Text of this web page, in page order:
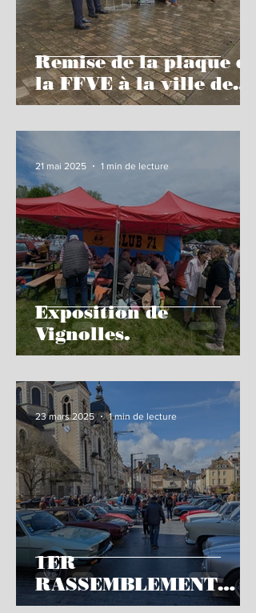
Remise de la plaque de
la FFVE à la ville de
Châlon sur Saône
Exposition de
Vignolles.
21 mai 2025 1 min de lecture
1ER
RASSEMBLEMENT
SUR L'ESPLANADE DE
23 mars 2025 1 min de lecture